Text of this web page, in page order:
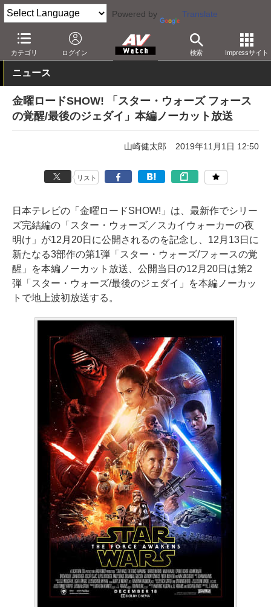
Powered by Translate
カテゴリ ログイン 検索 Impressサイト
AV Watch コンテンツ・サービス 映画 映画作品
ニュース
金曜ロードSHOW! 「スター・ウォーズ フォース
の覚醒/最後のジェダイ」本編ノーカット放送
山崎健太郎 2019年11月1日 12:50
リスト
日本テレビの「金曜ロードSHOW!」は、最新作でシリー
ズ完結編の「スター・ウォーズ／スカイウォーカーの夜
明け」が12月20日に公開されるのを記念し、12月13日に
新たなる3部作の第1弾「スター・ウォーズ/フォースの覚
醒」を本編ノーカット放送、公開当日の12月20日は第2
弾「スター・ウォーズ/最後のジェダイ」を本編ノーカッ
トで地上波初放送する。